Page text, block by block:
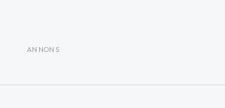
ANNONS